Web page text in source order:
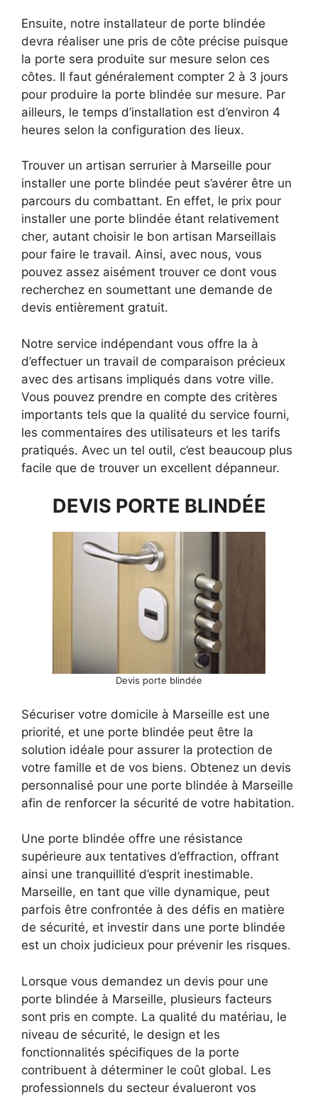
Ensuite, notre installateur de porte blindée
devra réaliser une pris de côte précise puisque
la porte sera produite sur mesure selon ces
côtes. Il faut généralement compter 2 à 3 jours
pour produire la porte blindée sur mesure. Par
ailleurs, le temps d’installation est d’environ 4
heures selon la configuration des lieux.
Trouver un artisan serrurier à Marseille pour
installer une porte blindée peut s’avérer être un
parcours du combattant. En effet, le prix pour
installer une porte blindée étant relativement
cher, autant choisir le bon artisan Marseillais
pour faire le travail. Ainsi, avec nous, vous
pouvez assez aisément trouver ce dont vous
recherchez en soumettant une demande de
devis entièrement gratuit.
Notre service indépendant vous offre la à
d’effectuer un travail de comparaison précieux
avec des artisans impliqués dans votre ville.
Vous pouvez prendre en compte des critères
importants tels que la qualité du service fourni,
les commentaires des utilisateurs et les tarifs
pratiqués. Avec un tel outil, c’est beaucoup plus
facile que de trouver un excellent dépanneur.
DEVIS PORTE BLINDÉE
Devis porte blindée
Sécuriser votre domicile à Marseille est une
priorité, et une porte blindée peut être la
solution idéale pour assurer la protection de
votre famille et de vos biens. Obtenez un devis
personnalisé pour une porte blindée à Marseille
afin de renforcer la sécurité de votre habitation.
Une porte blindée offre une résistance
supérieure aux tentatives d’effraction, offrant
ainsi une tranquillité d’esprit inestimable.
Marseille, en tant que ville dynamique, peut
parfois être confrontée à des défis en matière
de sécurité, et investir dans une porte blindée
est un choix judicieux pour prévenir les risques.
Lorsque vous demandez un devis pour une
porte blindée à Marseille, plusieurs facteurs
sont pris en compte. La qualité du matériau, le
niveau de sécurité, le design et les
fonctionnalités spécifiques de la porte
contribuent à déterminer le coût global. Les
professionnels du secteur évalueront vos